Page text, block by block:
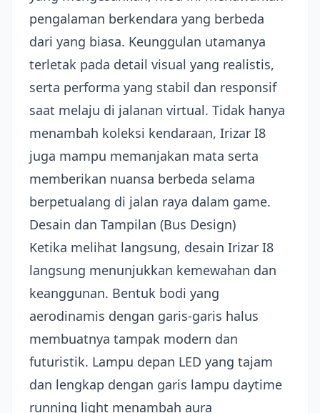
pengalaman berkendara yang berbeda
dari yang biasa. Keunggulan utamanya
terletak pada detail visual yang realistis,
serta performa yang stabil dan responsif
saat melaju di jalanan virtual. Tidak hanya
menambah koleksi kendaraan, Irizar I8
juga mampu memanjakan mata serta
memberikan nuansa berbeda selama
berpetualang di jalan raya dalam game.
Desain dan Tampilan (Bus Design)
Ketika melihat langsung, desain Irizar I8
langsung menunjukkan kemewahan dan
keanggunan. Bentuk bodi yang
aerodinamis dengan garis-garis halus
membuatnya tampak modern dan
futuristik. Lampu depan LED yang tajam
dan lengkap dengan garis lampu daytime
running light menambah aura